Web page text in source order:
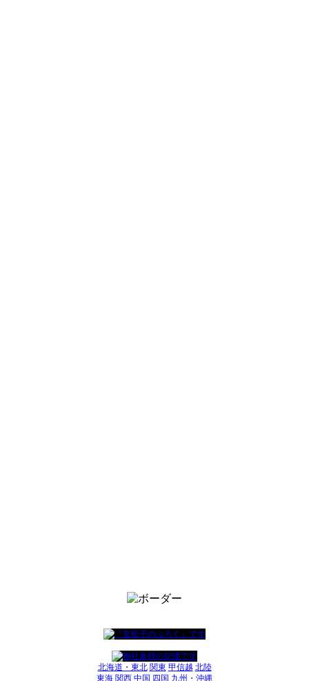
北海道・東北 関東 甲信越 北陸
東海 関西 中国 四国 九州・沖縄